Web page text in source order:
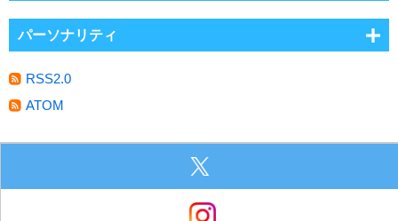
パーソナリティ
RSS2.0
ATOM